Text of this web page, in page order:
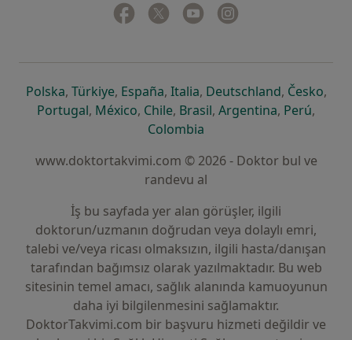
Facebook
yeni bir sekmede açılır
Twitter
yeni bir sekmede açılır
Youtube
yeni bir sekmede açılır
Polskayeni bir sekmede açılır
, Türkiyeyeni bir sekmede açılır
, Españayeni bir sekmede açılır
, Italiayeni bir sekmede açılır
, Deutschlandyeni bir
, Českoyeni
,
Portugalyeni bir sekmede açılır
, Méxicoyeni bir sekmede açılır
, Chileyeni bir sekmede açılır
, Brasilyeni bir sekmede açılır
, Argentinayeni bir
, Perúyeni
,
Colombia
www.doktortakvimi.com © 2026 - Doktor bul ve
randevu al
İş bu sayfada yer alan görüşler, ilgili
doktorun/uzmanın doğrudan veya dolaylı emri,
talebi ve/veya ricası olmaksızın, ilgili hasta/danışan
tarafından bağımsız olarak yazılmaktadır. Bu web
sitesinin temel amacı, sağlık alanında kamuoyunun
daha iyi bilgilenmesini sağlamaktır.
DoktorTakvimi.com bir başvuru hizmeti değildir ve